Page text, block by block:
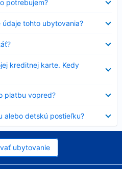
potrebujem?
tohto ubytovania?
kreditnej karte. Kedy
platbu vopred?
alebo detskú postieľku?
ubytovanie